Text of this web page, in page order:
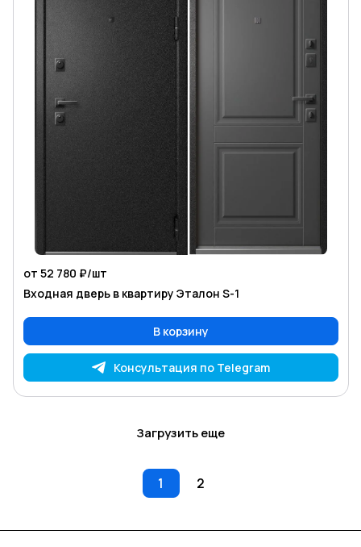
от 52 780 ₽/шт
Входная дверь в квартиру Эталон S-1
В корзину
Консультация по Telegram
Загрузить еще
1 2